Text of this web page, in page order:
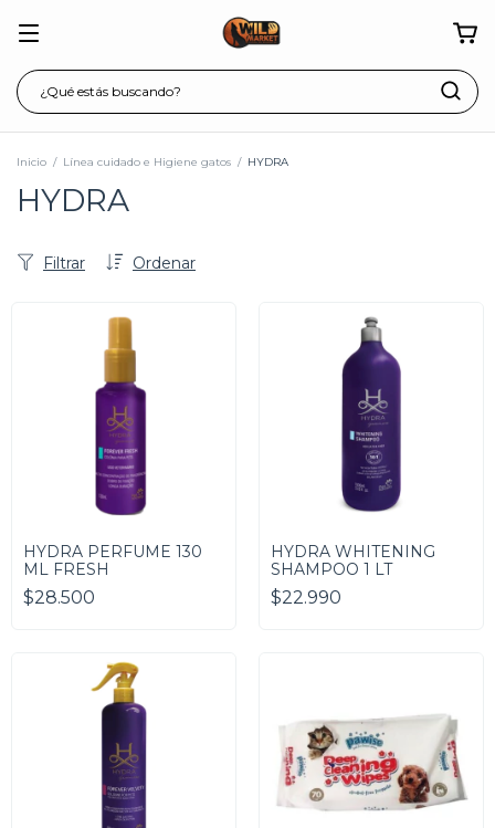
Inicio / Línea cuidado e Higiene gatos / HYDRA
HYDRA
Ordenar
Filtrar
HYDRA PERFUME 130
ML FRESH
$28.500
HYDRA WHITENING
SHAMPOO 1 LT
$22.990